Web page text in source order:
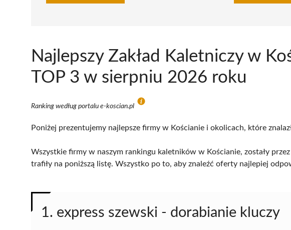
Najlepszy Zakład Kaletniczy w
TOP 3 w sierpniu 2026 roku
Ranking według portalu e-koscian.pl
Poniżej prezentujemy najlepsze firmy w Kościanie i okolicach, które
Wszystkie firmy w naszym rankingu kaletników w Kościanie, zostały
trafiły na poniższą listę. Wszystko po to, aby znaleźć oferty najlepiej
1. express szewski - dorabianie kluczy